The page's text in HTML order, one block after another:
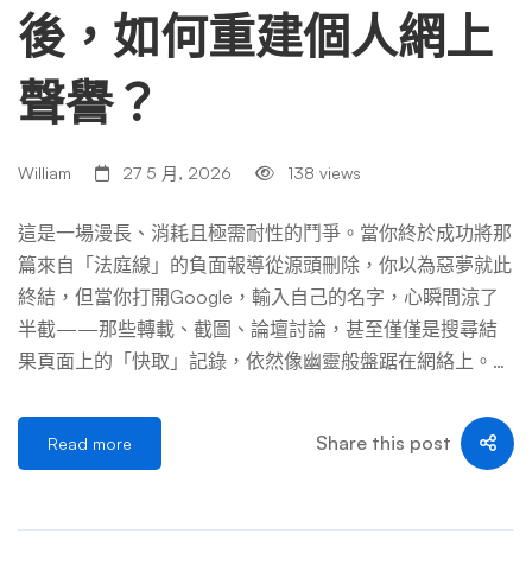
後，如何重建個人網上
聲譽？
William 27 5 月, 2026 138 views
這是一場漫長、消耗且極需耐性的鬥爭。當你終於成功將那
篇來自「法庭線」的負面報導從源頭刪除，你以為惡夢就此
終結，但當你打開Google，輸入自己的名字，心瞬間涼了
半截——那些轉載、截圖、論壇討論，甚至僅僅是搜尋結
果頁面上的「快取」記錄，依然像幽靈般盤踞在網絡上。
深入牆縫，隨時準備再次爆發。刪除報導只是第一步，真正
的挑戰是重建——在數位廢墟之上，一磚一瓦重新蓋起屬
Read more Share this post